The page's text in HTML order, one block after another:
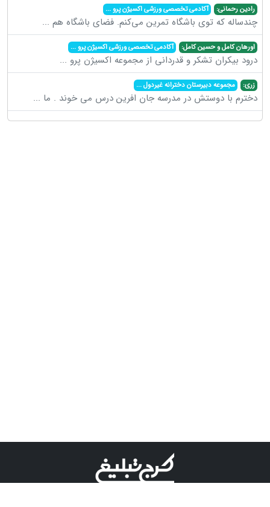
رادین رحمانی: آکادمی تخصصی ورزشی اکسیژن پرو...
چندساله که توی باشگاه تمرین می‌کنم. فضای باشگاه هم ...
اورهان کامل و حسین کامل: آکادمی تخصصی ورزشی اکسیژن پرو...
درود بیکران تشکر و قدردانی از مجموعه اکسیژن پرو ...
زری: مجموعه دبیرستان دخترانه غیردول...
دخترم با دوستش در مدرسه جان افرین درس می خوند . ما ...